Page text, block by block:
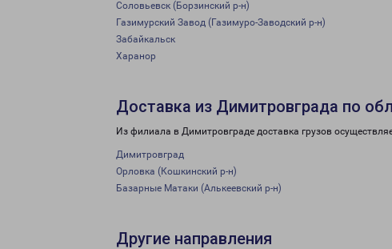
Соловьевск (Борзинский р-н)
Газимурский Завод (Газимуро-Заводский р-н)
Забайкальск
Харанор
Доставка из Димитровграда по
Из филиала в Димитровграде доставка грузов
Димитровград
Орловка (Кошкинский р-н)
Базарные Матаки (Алькеевский р-н)
Другие направления